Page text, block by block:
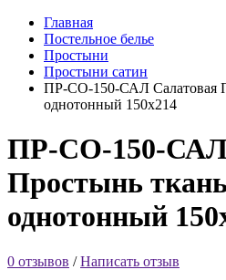
Главная
Постельное белье
Простыни
Простыни сатин
ПР-СО-150-САЛ Салатовая
однотонный 150х214
ПР-СО-150-САЛ
Простынь
однотонный
0 отзывов /Написать отзыв